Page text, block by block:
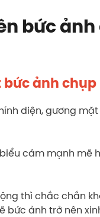
bức
bức ảnh
diện, gương
cảm mạnh mẽ
thì chắc chắn
bức ảnh trở nên